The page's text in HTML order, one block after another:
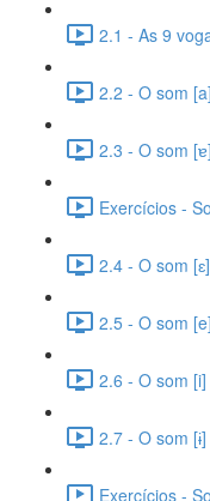
2.1 - As 9
2.2 - O som
2.3 - O som
Exercícios -
2.4 - O som
2.5 - O som
2.6 - O som
2.7 - O som
Exercícios -